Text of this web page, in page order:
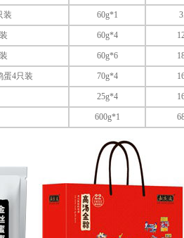
装 60g*1
60g*4
60g*6
蛋4只装 70g*4
25g*4
600g*1